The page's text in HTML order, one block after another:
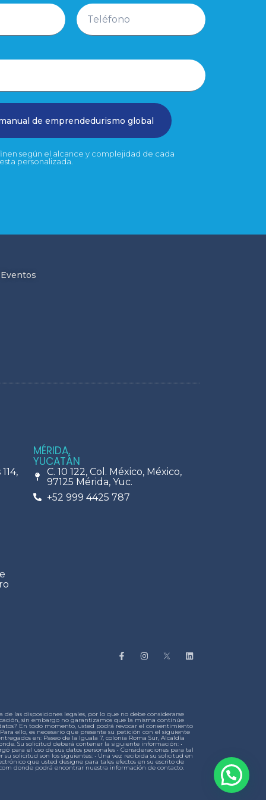
de emprendedurismo global
según el alcance y complejidad de cada
personalizada.
Eventos
MÉRIDA,
YUCATÁN
C. 10 122, Col. México, México,
97125 Mérida, Yuc.
+52 999 4425 787
las disposiciones legales, por lo que no debe considerarse
sin embargo no garantizamos que la misma continúe
En todo momento, usted podrá revocar el consentimiento
ello, es necesario que presente su petición con el siguiente
en: Paseo de la Iguala 7, colonia Roma Sur, Alcaldía
Su solicitud deberá contener la siguiente información: •
para el uso de sus datos personales • Consideraciones para tal
solicitud son los siguientes: • Una vez recibida su solicitud en
que usted designe para tales efectos en su escrito de
donde podrá encontrar nuestra información de contacto.